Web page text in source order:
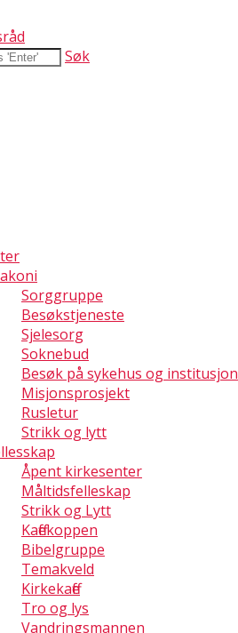
Søk
Sorggruppe
Besøkstjeneste
Sjelesorg
Soknebud
Besøk på sykehus og institusjon
Misjonsprosjekt
Rusletur
Strikk og lytt
Åpent kirkesenter
Måltidsfelleskap
Strikk og Lytt
Kaffekoppen
Bibelgruppe
Temakveld
Kirkekaffe
Tro og lys
Vandringsmannen